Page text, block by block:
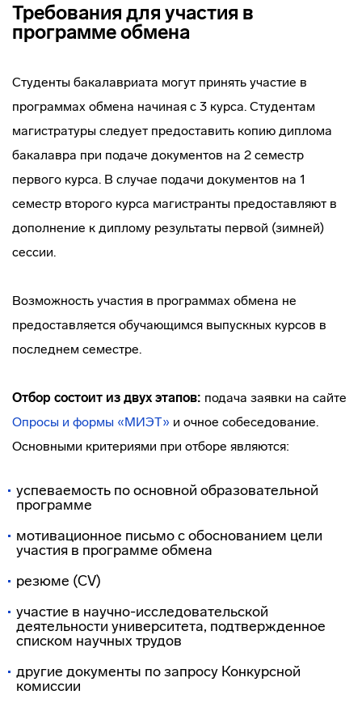
Требования для участия в
программе обмена
Студенты бакалавриата могут принять участие в
программах обмена начиная с 3 курса. Студентам
магистратуры следует предоставить копию диплома
бакалавра при подаче документов на 2 семестр
первого курса. В случае подачи документов на 1
семестр второго курса магистранты предоставляют в
дополнение к диплому результаты первой (зимней)
сессии.
Возможность участия в программах обмена не
предоставляется обучающимся выпускных курсов в
последнем семестре.
Отбор состоит из двух этапов: подача заявки на сайте
Опросы и формы «МИЭТ» и очное собеседование.
Основными критериями при отборе являются:
успеваемость по основной образовательной
программе
мотивационное письмо с обоснованием цели
участия в программе обмена
резюме (CV)
участие в научно-исследовательской
деятельности университета, подтвержденное
списком научных трудов
другие документы по запросу Конкурсной
комиссии